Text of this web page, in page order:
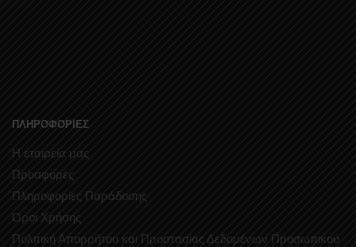
ΠΛΗΡΟΦΟΡΙΕΣ
Η εταιρεία μας
Προσφορές
Πληροφορίες Παράδοσης
Όροι Χρήσης
Πολιτική Απορρήτου και Προστασίας Δεδομένων Προσωπικού